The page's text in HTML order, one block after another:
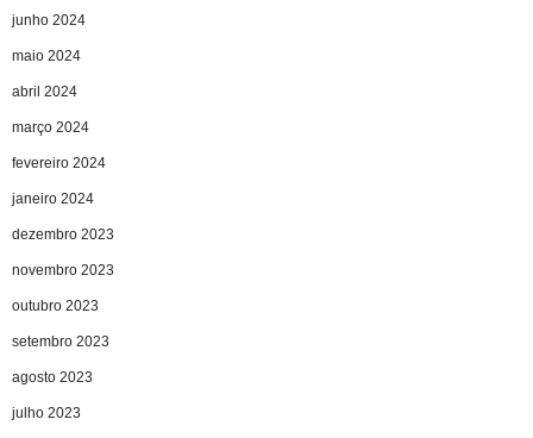
junho 2024
maio 2024
abril 2024
março 2024
fevereiro 2024
janeiro 2024
dezembro 2023
novembro 2023
outubro 2023
setembro 2023
agosto 2023
julho 2023